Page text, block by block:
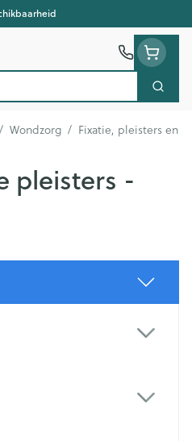
Zoek
/ Wondzorg / Fixatie, pleisters en
pleisters -